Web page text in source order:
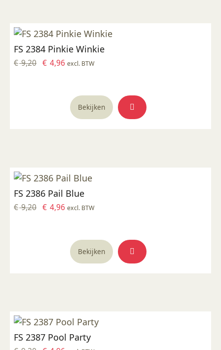
FS 2384 Pinkie Winkie
€9,20 Oorspronkelijke
€ 4,96 Huidige
€ 4,96.
excl. BTW
Bekijken
FS 2386 Pail Blue
€9,20 Oorspronkelijke
€ 4,96 Huidige
€ 4,96.
excl. BTW
Bekijken
FS 2387 Pool Party